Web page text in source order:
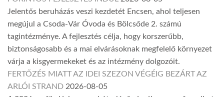
Jelentős beruházás veszi kezdetét Encsen, ahol teljesen
megújul a Csoda-Vár Óvoda és Bölcsőde 2. számú
tagintézménye. A fejlesztés célja, hogy korszerűbb,
biztonságosabb és a mai elvárásoknak megfelelő környezet
várja a kisgyermekeket és az intézmény dolgozóit.
FERTŐZÉS MIATT AZ IDEI SZEZON VÉGÉIG BEZÁRT AZ
ARLÓI STRAND 2026-08-05